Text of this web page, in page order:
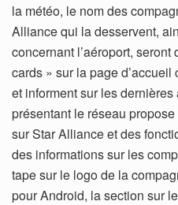
la météo, le nom des
Alliance qui la desservent,
concernant l’aéroport,
cards » sur la page
et informent sur les
présentant le réseau
sur Star Alliance et des
des informations sur les
tape sur le logo de la
pour Android, la section sur